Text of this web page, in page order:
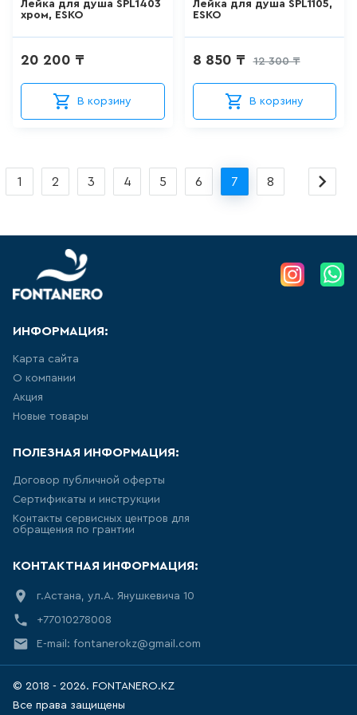
ШТОРКИ СТЕКЛЯННЫЕ
18 товаров
НАПОЛЬНЫЕ
ОТДЕЛЬНОСТОЯЩИЕ
УНИТАЗЫ
НАПОЛЬНЫЕ ПРИСТАВНЫЕ
41 товаров
ПОДВЕСНЫЕ УНИТАЗЫ
УНИТАЗ ПРИСТАВНОЙ
НАПОЛЬНЫЙ, ДЛЯ МОНТАЖА С
СИСТЕМОЙ ИНСТАЛЛЯЦИИ
ПОДВЕСНЫЕ БИДЕ
28 товаров
НАПОЛЬНЫЕ БИДЕ
10 товаров
5 товаров
РАКОВИНА ВСТРАИВАЕМАЯ В
СТОЛЕШНИЦУ
Лейка для душа SPL1403
хром, ESKO
20 200 ₸
В корзину
Лейка для душа SPL1105,
ESKO
12 300 ₸
8 850 ₸
В корзину
1 2 3 4 5 6 7 8
ИНФОРМАЦИЯ:
Карта сайта
О компании
Акция
Новые товары
ПОЛЕЗНАЯ ИНФОРМАЦИЯ:
Договор публичной оферты
Сертификаты и инструкции
Контакты сервисных центров для
обращения по грантии
КОНТАКТНАЯ ИНФОРМАЦИЯ:
г.Астана, ул.А. Янушкевича 10
+77010278008
E-mail: fontanerokz@gmail.com
© 2018 - 2026. FONTANERO.KZ
Все права защищены